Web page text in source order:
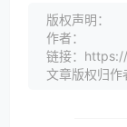
版权声明：
作者：
链接：
文章版权归作